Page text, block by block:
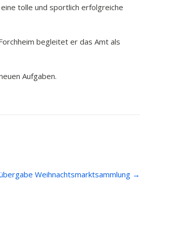
tolle und sportlich erfolgreiche
begleitet er das Amt als
Aufgaben.
Weihnachtsmarktsammlung →